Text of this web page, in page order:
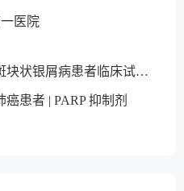
医院
成年中重度斑块状银屑病患者临床试验招募 | IL-23单克隆抗体
患者 | PARP 抑制剂